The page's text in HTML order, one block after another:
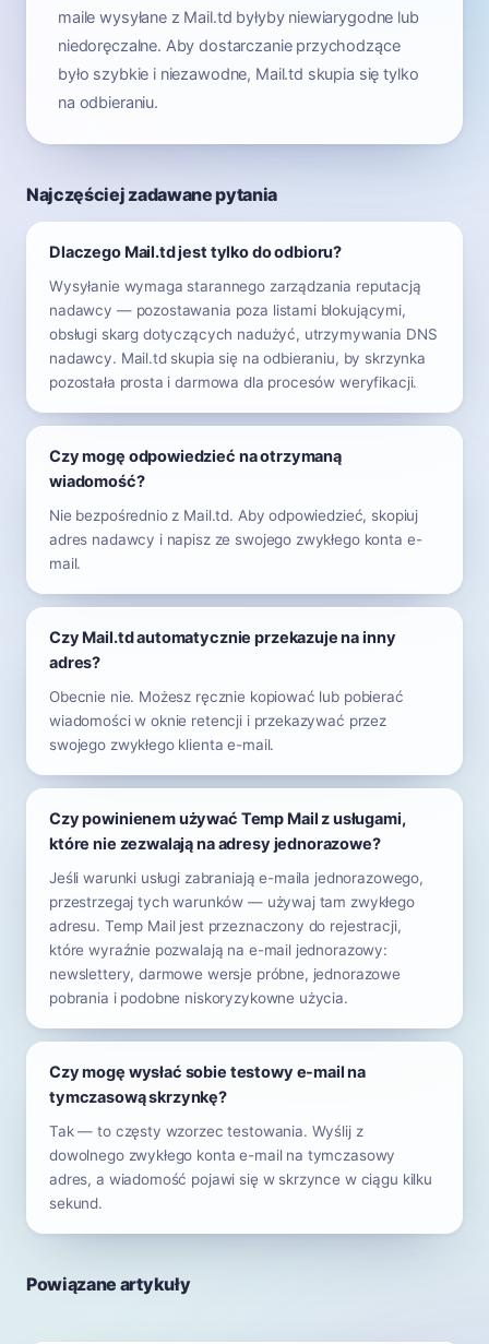
maile wysyłane z Mail.td byłyby niewiarygodne lub
niedoręczalne. Aby dostarczanie przychodzące
było szybkie i niezawodne, Mail.td skupia się tylko
na odbieraniu.
Najczęściej zadawane pytania
Dlaczego Mail.td jest tylko do odbioru?
Wysyłanie wymaga starannego zarządzania reputacją
nadawcy — pozostawania poza listami blokującymi,
obsługi skarg dotyczących nadużyć, utrzymywania DNS
nadawcy. Mail.td skupia się na odbieraniu, by skrzynka
pozostała prosta i darmowa dla procesów weryfikacji.
Czy mogę odpowiedzieć na otrzymaną
wiadomość?
Nie bezpośrednio z Mail.td. Aby odpowiedzieć, skopiuj
adres nadawcy i napisz ze swojego zwykłego konta e-
mail.
Czy Mail.td automatycznie przekazuje na inny
adres?
Obecnie nie. Możesz ręcznie kopiować lub pobierać
wiadomości w oknie retencji i przekazywać przez
swojego zwykłego klienta e-mail.
Czy powinienem używać Temp Mail z usługami,
które nie zezwalają na adresy jednorazowe?
Jeśli warunki usługi zabraniają e-maila jednorazowego,
przestrzegaj tych warunków — używaj tam zwykłego
adresu. Temp Mail jest przeznaczony do rejestracji,
które wyraźnie pozwalają na e-mail jednorazowy:
newslettery, darmowe wersje próbne, jednorazowe
pobrania i podobne niskoryzykowne użycia.
Czy mogę wysłać sobie testowy e-mail na
tymczasową skrzynkę?
Tak — to częsty wzorzec testowania. Wyślij z
dowolnego zwykłego konta e-mail na tymczasowy
adres, a wiadomość pojawi się w skrzynce w ciągu kilku
sekund.
Powiązane artykuły